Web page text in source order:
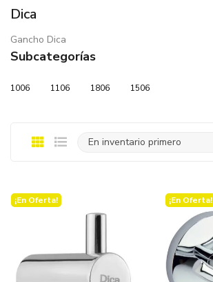
Dica
Gancho Dica
Subcategorías
1006 1106 1806 1506
En inventario primero
¡En Oferta! ¡En Oferta!